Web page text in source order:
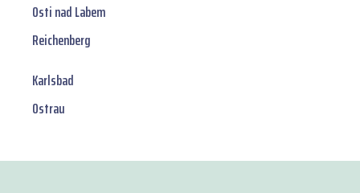
Osti nad Labem
Reichenberg
Karlsbad
Ostrau